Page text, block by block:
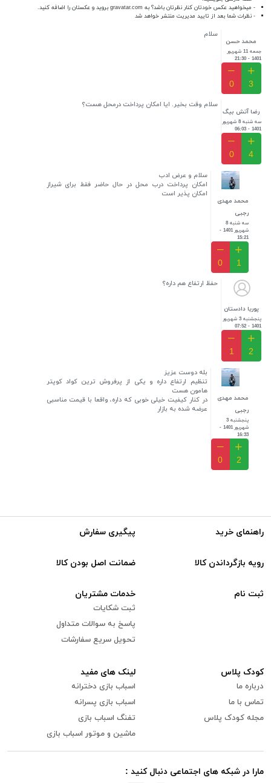
- میخواهید عکس خودتان کنار نظرتان باشد؟ به gravatar.com بروید و عکستان را اضافه کنید.
- نظرات شما بعد از تایید مدیریت منتشر خواهد شد
محمد حسن
جمعه 11 شهریور
1401 - 21:30
3
0
سلام
رضا آتش بیگ
سه شنبه 8 شهریور
1401 - 06:03
4
0
سلام وقت بخیر. ایا امکان پرداخت درمحل هست؟
محمد مهدی
رجبی
سه شنبه 8
شهریور 1401 -
15:21
1
0
سلام و عرض ادب
امکان پرداخت درب محل در حال حاضر فقط برای شیراز
امکان پذیر است
پوریا دادستان
پنجشنبه 3 شهریور
1401 - 07:52
2
1
حفظ ارتفاع هم داره؟
محمد مهدی
رجبی
پنجشنبه 3
شهریور 1401 -
16:33
2
0
بله دوست عزیز
تنظیم ارتفاع داره و یکی از پرفروش ترین کواد کوپتر
هامون هست
در کنار کیفیت خیلی خوبی که داره، واقعا با قیمت مناسبی
عرضه شده به بازار
راهنمای خرید پیگیری سفارش
رویه بازگرداندن کالا ضمانت اصل بودن کالا
ثبت نام خدمات مشتریان
ثبت شکایات
پاسخ به سوالات متداول
تحویل سریع سفارشات
کودک پلاس
درباره ما
تماس با ما
مجله کودک پلاس
لینک های مفید
اسباب بازی دخترانه
اسباب بازی پسرانه
تفنگ اسباب بازی
ماشین و موتور اسباب بازی
مارا در شبکه های اجتماعی دنبال کنید :